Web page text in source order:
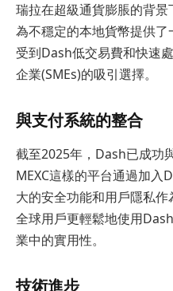
瑞拉在超級通貨膨脹的背景
為不穩定的本地貨幣提供
受到Dash低交易費和快速
企業(SMEs)的吸引選擇。
與支付系統的整合
截至2025年，Dash已成功
MEXC這樣的平台通過加入
大的安全功能和用戶隱私
全球用戶更輕鬆地使用
業中的實用性。
技術進步